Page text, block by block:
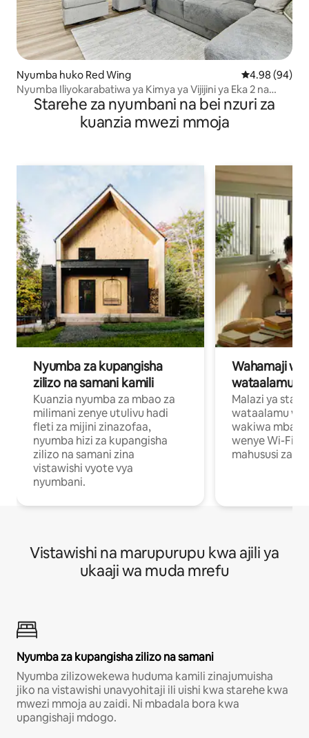
Nyumba huko Red Wing Ukadiriaji wa
4.98 (94)
Nyumba Iliyokarabatiwa ya Kimya ya Vijijini ya Eka 2 na
MekoStarehe za nyumbani na bei nzuri za
kuanzia mwezi mmoja
Nyumba za kupangisha
zilizo na samani kamili
Kuanzia nyumba za mbao za
milimani zenye utulivu hadi
fleti za mijini zinazofaa,
nyumba hizi za kupangisha
zilizo na samani zina
vistawishi vyote vya
nyumbani.
Wahamaji
wataalamu
Malazi ya
wataalamu
wakiwa mbali
wenye Wi-Fi
mahususi za
Vistawishi na marupurupu kwa ajili ya
ukaaji wa muda mrefu
Nyumba za kupangisha zilizo na samani
Nyumba zilizowekewa huduma kamili zinajumuisha
jiko na vistawishi unavyohitaji ili uishi kwa starehe kwa
mwezi mmoja au zaidi. Ni mbadala bora kwa
upangishaji mdogo.